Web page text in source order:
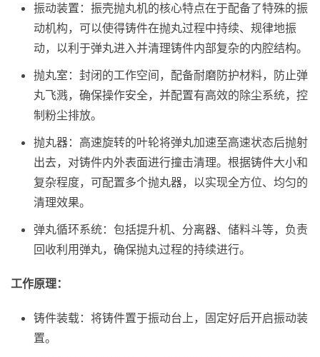
振动装置：振壳抛丸机的核心特点在于配备了特殊的振
动机构，可以使得铸件在抛丸过程中持续、规律地振
动，以利于弹丸进入并清理铸件内部复杂的内腔结构。
抛丸室：封闭的工作空间，配备耐磨防护材料，防止弹
丸飞溅，确保操作安全，并配置有高效的除尘系统，控
制粉尘排放。
抛丸器：高速旋转的叶轮将弹丸加速至高速状态后抛射
出去，对铸件内外表面进行撞击清理。根据铸件大小和
复杂程度，可配置多个抛丸器，以实现全方位、均匀的
清理效果。
弹丸循环系统：包括提升机、分离器、储料斗等，负责
回收利用弹丸，确保抛丸过程的持续进行。
工作原理：
铸件装载：将铸件置于振动台上，固定好后开启振动装
置。